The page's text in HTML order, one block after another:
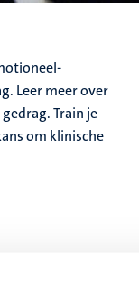
Leer meer over
Train je
om klinische